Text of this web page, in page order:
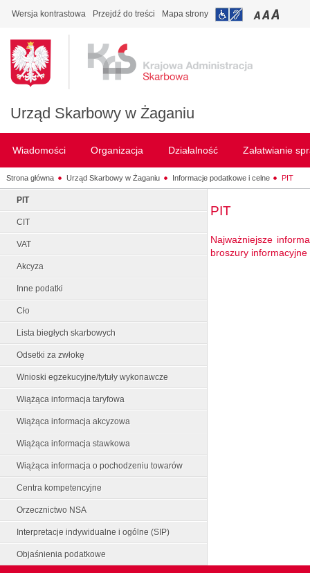
Wersja kontrastowa Przejdź do treści Mapa strony
Urząd Skarbowy w Żaganiu
Wiadomości Organizacja Działalność Załatwianie
Strona główna Urząd Skarbowy w Żaganiu Informacje podatkowe i celne PIT
PIT
CIT
VAT
Akcyza
Inne podatki
Cło
Lista biegłych skarbowych
Odsetki za zwłokę
Wnioski egzekucyjne/tytuły wykonawcze
Wiążąca informacja taryfowa
Wiążąca informacja akcyzowa
Wiążąca informacja stawkowa
Wiążąca informacja o pochodzeniu towarów
Centra kompetencyjne
Orzecznictwo NSA
Interpretacje indywidualne i ogólne (SIP)
Objaśnienia podatkowe
PIT
Najważniejsze
broszury